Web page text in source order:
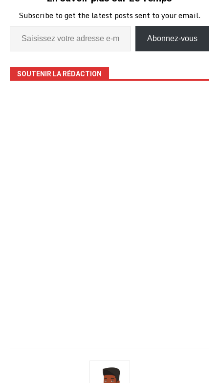
Subscribe to get the latest posts sent to your email.
Abonnez-vous
SOUTENIR LA RÉDACTION